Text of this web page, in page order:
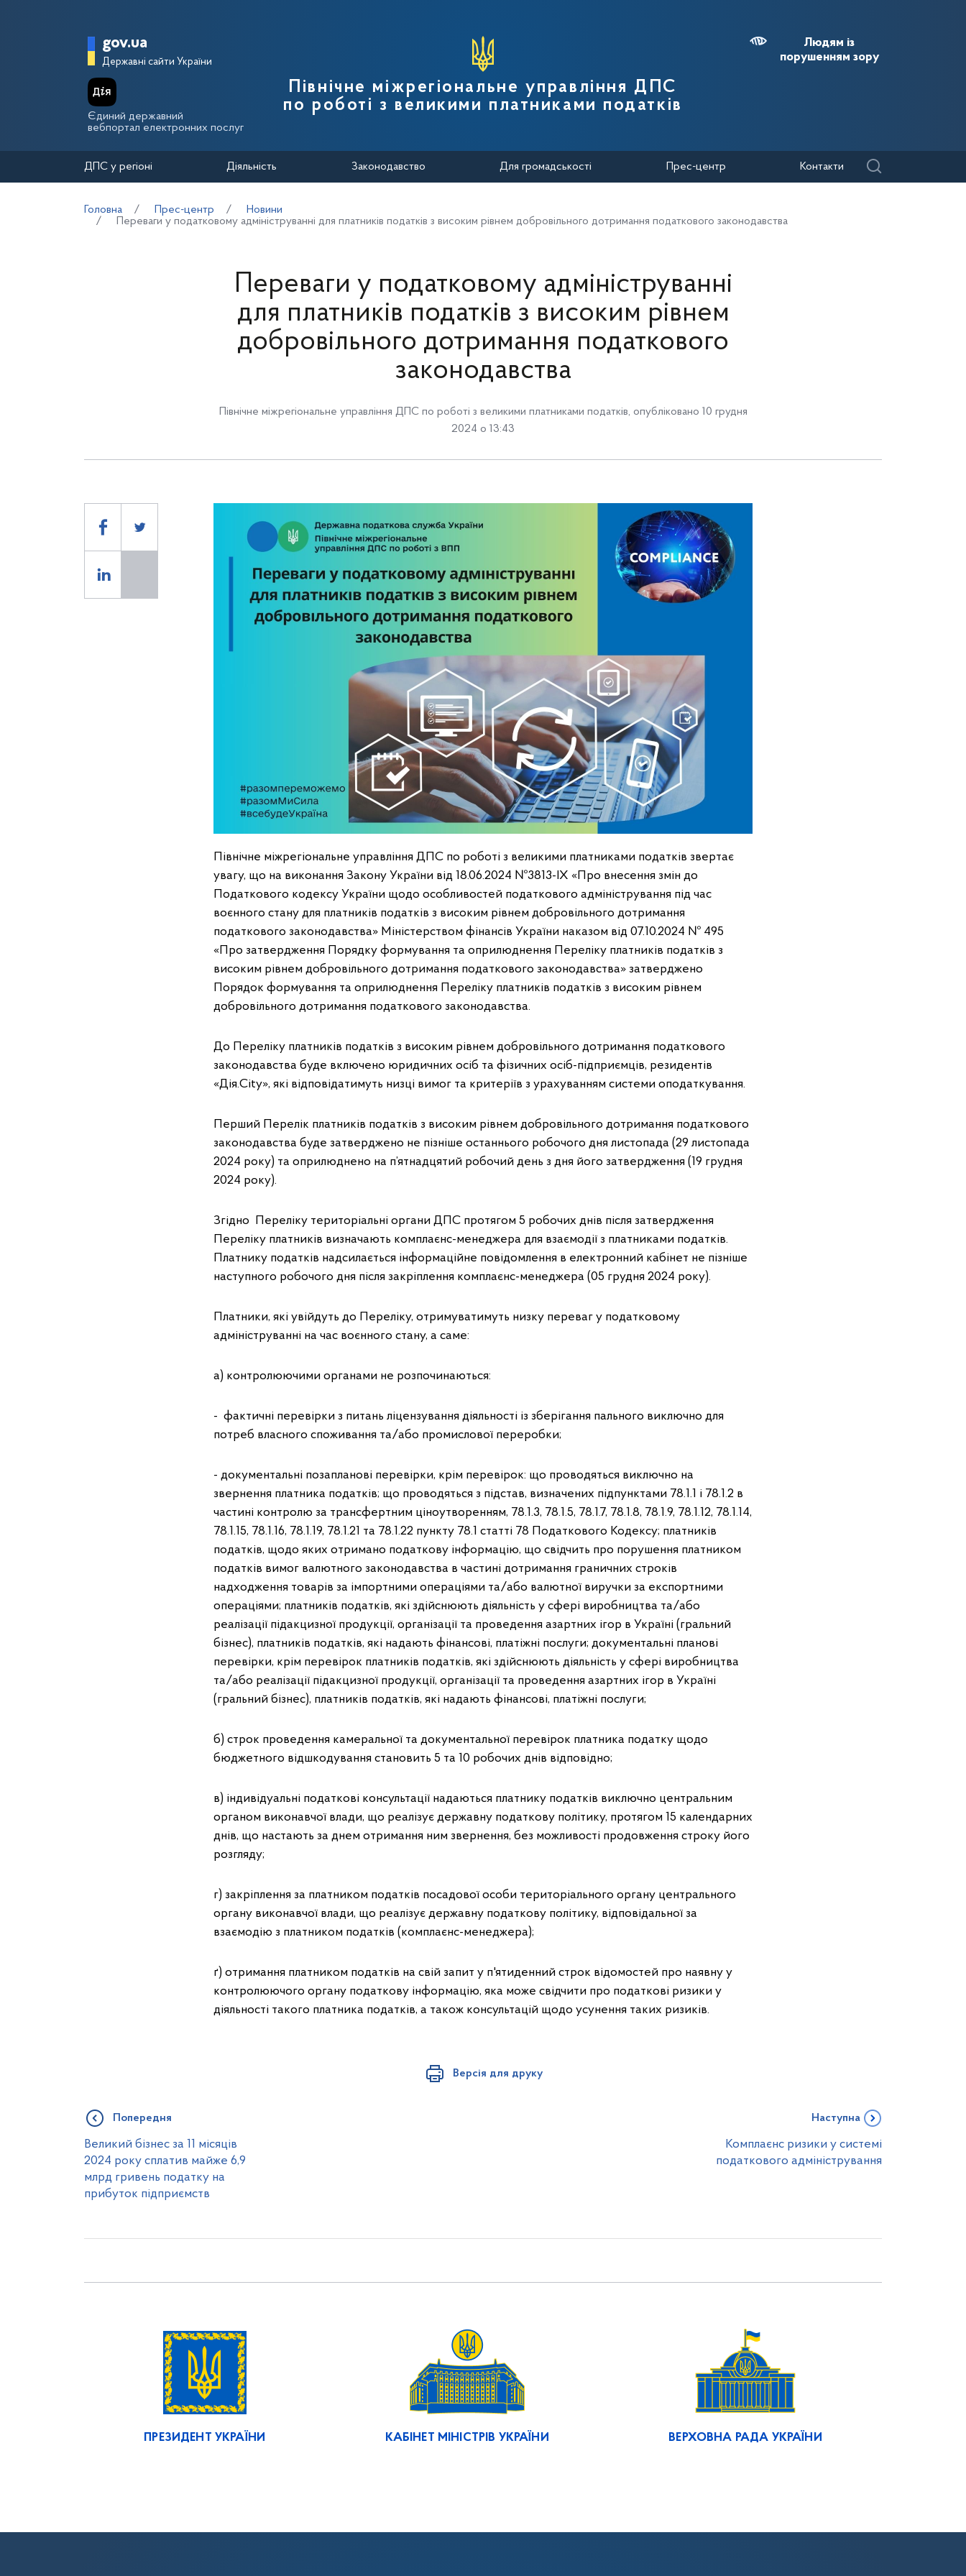
Головна сторінка Державної податкової служби України
gov.ua
Державні сайти України
Єдиний державний
вебпортал електронних послуг
Північне міжрегіональне управління ДПС
по роботі з великими платниками податків
Людям із
порушенням зору
ДПС у регіоні Діяльність Законодавство Для громадськості Прес-центр Контакти
Головна Прес-центр
Новини
Переваги у податковому адмініструванні для платників податків з високим рівнем добровільного дотримання податкового законодавства
Переваги у податковому адмініструванні
для платників податків з високим рівнем
добровільного дотримання податкового
законодавства
Північне міжрегіональне управління ДПС по роботі з великими платниками податків, опубліковано 10 грудня
2024 о 13:43
Північне міжрегіональне управління ДПС по роботі з великими платниками податків звертає
увагу, що на виконання Закону України від 18.06.2024 №3813-ІХ «Про внесення змін до
Податкового кодексу України щодо особливостей податкового адміністрування під час
воєнного стану для платників податків з високим рівнем добровільного дотримання
податкового законодавства» Міністерством фінансів України наказом від 07.10.2024 № 495
«Про затвердження Порядку формування та оприлюднення Переліку платників податків з
високим рівнем добровільного дотримання податкового законодавства» затверджено
Порядок формування та оприлюднення Переліку платників податків з високим рівнем
добровільного дотримання податкового законодавства.
До Переліку платників податків з високим рівнем добровільного дотримання податкового
законодавства буде включено юридичних осіб та фізичних осіб-підприємців, резидентів
«Дія.City», які відповідатимуть низці вимог та критеріїв з урахуванням системи оподаткування.
Перший Перелік платників податків з високим рівнем добровільного дотримання податкового
законодавства буде затверджено не пізніше останнього робочого дня листопада (29 листопада
2024 року) та оприлюднено на п’ятнадцятий робочий день з дня його затвердження (19 грудня
2024 року).
Згідно Переліку територіальні органи ДПС протягом 5 робочих днів після затвердження
Переліку платників визначають комплаєнс-менеджера для взаємодії з платниками податків.
Платнику податків надсилається інформаційне повідомлення в електронний кабінет не пізніше
наступного робочого дня після закріплення комплаєнс-менеджера (05 грудня 2024 року).
Платники, які увійдуть до Переліку, отримуватимуть низку переваг у податковому
адмініструванні на час воєнного стану, а саме:
а) контролюючими органами не розпочинаються:
- фактичні перевірки з питань ліцензування діяльності із зберігання пального виключно для
потреб власного споживання та/або промислової переробки;
- документальні позапланові перевірки, крім перевірок: що проводяться виключно на
звернення платника податків; що проводяться з підстав, визначених підпунктами 78.1.1 і 78.1.2 в
частині контролю за трансфертним ціноутворенням, 78.1.3, 78.1.5, 78.1.7, 78.1.8, 78.1.9, 78.1.12, 78.1.14,
78.1.15, 78.1.16, 78.1.19, 78.1.21 та 78.1.22 пункту 78.1 статті 78 Податкового Кодексу; платників
податків, щодо яких отримано податкову інформацію, що свідчить про порушення платником
податків вимог валютного законодавства в частині дотримання граничних строків
надходження товарів за імпортними операціями та/або валютної виручки за експортними
операціями; платників податків, які здійснюють діяльність у сфері виробництва та/або
реалізації підакцизної продукції, організації та проведення азартних ігор в Україні (гральний
бізнес), платників податків, які надають фінансові, платіжні послуги; документальні планові
перевірки, крім перевірок платників податків, які здійснюють діяльність у сфері виробництва
та/або реалізації підакцизної продукції, організації та проведення азартних ігор в Україні
(гральний бізнес), платників податків, які надають фінансові, платіжні послуги;
б) строк проведення камеральної та документальної перевірок платника податку щодо
бюджетного відшкодування становить 5 та 10 робочих днів відповідно;
в) індивідуальні податкові консультації надаються платнику податків виключно центральним
органом виконавчої влади, що реалізує державну податкову політику, протягом 15 календарних
днів, що настають за днем отримання ним звернення, без можливості продовження строку його
розгляду;
г) закріплення за платником податків посадової особи територіального органу центрального
органу виконавчої влади, що реалізує державну податкову політику, відповідальної за
взаємодію з платником податків (комплаєнс-менеджера);
ґ) отримання платником податків на свій запит у п'ятиденний строк відомостей про наявну у
контролюючого органу податкову інформацію, яка може свідчити про податкові ризики у
діяльності такого платника податків, а також консультацій щодо усунення таких ризиків.
Версія для друку
Попередня
Великий бізнес за 11 місяців
2024 року сплатив майже 6,9
млрд гривень податку на
прибуток підприємств
Наступна
Комплаєнс ризики у системі
податкового адміністрування
ПРЕЗИДЕНТ УКРАЇНИ КАБІНЕТ МІНІСТРІВ УКРАЇНИ ВЕРХОВНА РАДА УКРАЇНИ